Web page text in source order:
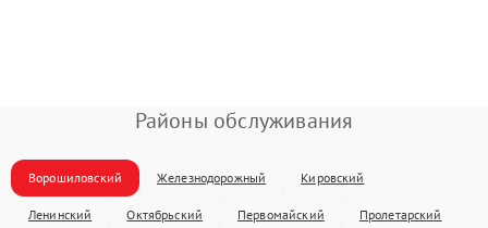
Районы обслуживания
Ворошиловский Железнодорожный Кировский
Ленинский Октябрьский Первомайский Пролетарский